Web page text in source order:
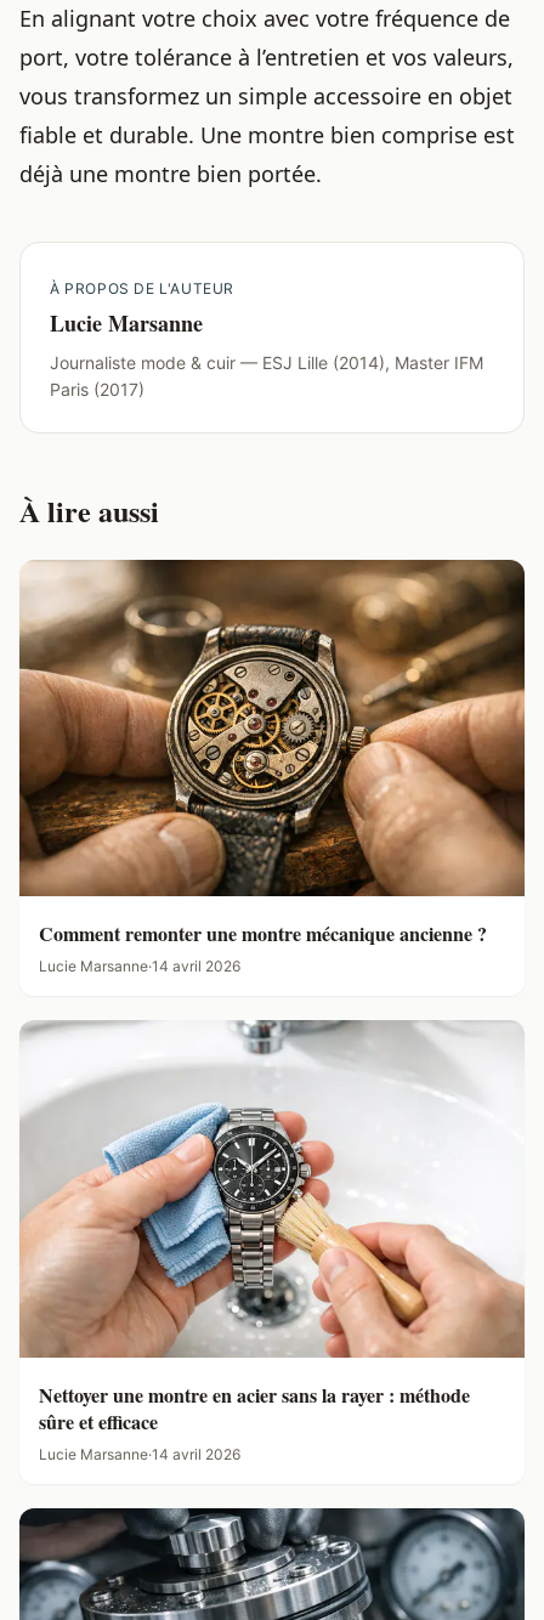
En alignant votre choix avec votre fréquence de
port, votre tolérance à l’entretien et vos valeurs,
vous transformez un simple accessoire en objet
fiable et durable. Une montre bien comprise est
déjà une montre bien portée.
À PROPOS DE L'AUTEUR
Lucie Marsanne
Journaliste mode & cuir — ESJ Lille (2014), Master IFM
Paris (2017)
À lire aussi
Comment remonter une montre mécanique ancienne ?
Lucie Marsanne·14 avril 2026
Nettoyer une montre en acier sans la rayer : méthode
sûre et efficace
Lucie Marsanne·14 avril 2026